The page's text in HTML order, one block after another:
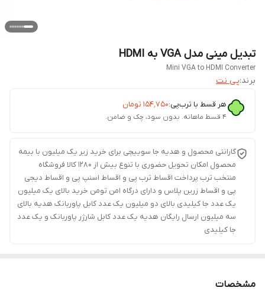
تبدیل مینی مدل VGA به HDMI
Mini VGA to HDMI Converter
برند:پی نت
هر قسط با ترب‌پی:۱۵۴٬۷۵۰ تومان
۴ قسط ماهانه. بدون سود، چک و ضامن.
گارانتی محصول و هدیه جا سوییچی برای خرید زیر یک میلیون با بیمه
محصول امکان تحویل حضوری با تنوع بیش از 1280 کالا فروشگاه
منتخب ترب پرداخت اقساط ترب پی و اقساط اسنپ پی و اقساط دیجی
پی و اقساط زرین پلاس و دارای درگاه امن تومن خرید بالای یک میلیون
یک عدد جا کیلیدی بالای دو میلیون یک عدد کابل پاوربانک هدیه بالای
سه میلیون ارسال رایگان هدیه یک عدد کابل شارژر پاوربانک و یک عدد
جا کیلیدی
مشخصات